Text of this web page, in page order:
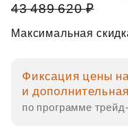
43 489 620 ₽
Максимальная
Фиксация цены
и
по программе